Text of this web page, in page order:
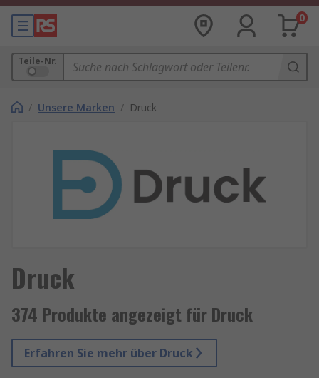
0
Teile-Nr.
/ Unsere Marken / Druck
Druck
374 Produkte angezeigt für Druck
Erfahren Sie mehr über Druck